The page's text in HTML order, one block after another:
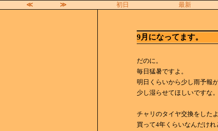
≪ ≫ 初日 最新
9月になってます。
だのに。
毎日猛暑ですよ。
明日くらいから少し雨予報
少し湿らせてほしいですな
チャリのタイヤ交換をした
買って4年くらいなんだけれ